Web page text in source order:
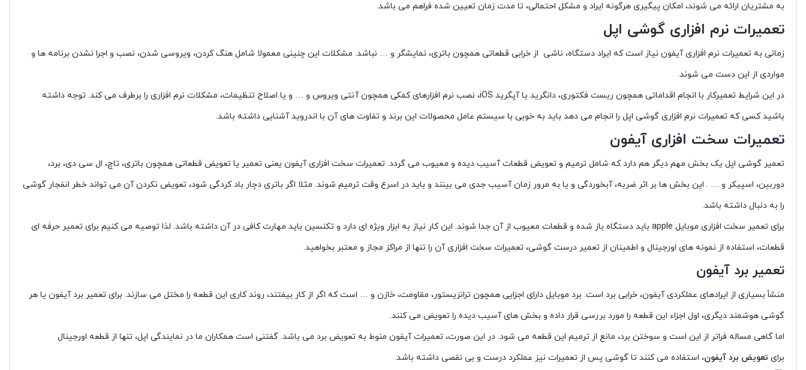
به مشتریان ارائه می شوند، امکان پیگیری هرگونه ایراد و مشکل احتمالی، تا مدت زمان تعیین شده فراهم می باشد.
تعمیرات نرم افزاری گوشی اپل
زمانی به تعمیرات نرم افزاری آیفون نیاز است که ایراد دستگاه، ناشی از خرابی قطعاتی همچون باتری، نمایشگر و … نباشد. مشکلات این چنینی معمولا شامل هنگ کردن، ویروسی شدن، نصب و اجرا نشدن برنامه ها و
مواردی از این دست می شوند.
در این شرایط تعمیرکار با انجام اقداماتی همچون ریست فکتوری، دانگرید یا آپگرید iOS، نصب نرم افزارهای کمکی همچون آنتی ویروس و … و یا اصلاح تنظیمات، مشکلات نرم افزاری را برطرف می کند. توجه داشته
باشید کسی که تعمیرات نرم افزاری گوشی اپل را انجام می دهد باید به خوبی با سیستم عامل محصولات این برند و تفاوت های آن با اندروید آشنایی داشته باشد.
تعمیرات سخت افزاری آیفون
تعمیر گوشی اپل یک بخش مهم دیگر هم دارد که شامل ترمیم و تعویض قطعات آسیب دیده و معیوب می گردد. تعمیرات سخت افزاری آیفون یعنی تعمیر یا تعویض قطعاتی همچون باتری، تاچ، ال سی دی، برد،
دوربین، اسپیکر و … . این بخش ها بر اثر ضربه، آبخوردگی و یا به مرور زمان آسیب جدی می بینند و باید در اسرع وقت ترمیم شوند. مثلا اگر باتری دچار باد کردگی شود، تعویض نکردن آن می تواند خطر انفجار گوشی
را به دنبال داشته باشد.
برای تعمیر سخت افزاری موبایل apple باید دستگاه باز شده و قطعات معیوب از آن جدا شوند. این کار نیاز به ابزار ویژه ای دارد و تکنسین باید مهارت کافی در آن داشته باشد. لذا توصیه می کنیم برای تعمیر حرفه ای
قطعات، استفاده از نمونه های اورجینال و اطمینان از تعمیر درست گوشی، تعمیرات سخت افزاری آن را تنها از مراکز مجاز و معتبر بخواهید.
تعمیر برد آیفون
منشأ بسیاری از ایرادهای عملکردی آیفون، خرابی برد است. برد موبایل دارای اجزایی همچون ترانزیستور، مقاومت، خازن و … است که اگر از کار بیفتند، روند کاری این قطعه را مختل می سازند. برای تعمیر برد آیفون یا هر
گوشی هوشمند دیگری، اول اجزاء این قطعه را مورد بررسی قرار داده و بخش های آسیب دیده را تعویض می کنند.
اما گاهی مساله فراتر از این است و سوختن برد، مانع از ترمیم این قطعه می شود. در این صورت، تعمیرات آیفون منوط به تعویض برد می باشد. گفتنی است همکاران ما در نمایندگی اپل، تنها از قطعه اورجینال
برای تعویض برد آیفون، استفاده می کنند تا گوشی پس از تعمیرات نیز عملکرد درست و بی نقصی داشته باشد.